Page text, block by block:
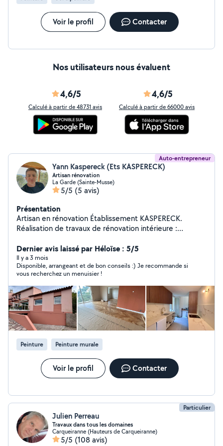
traité et rénové mon plafond de salle de bain + repeint
totalement. Je recommande Hecham fortement pour son
sérieux, ses conseils, sa qualité de travail et sa gentillesse !
Voir le profil Contacter
Nos utilisateurs nous évaluent
4,6/5
Calculé à partir de 48731 avis
4,6/5
Calculé à partir de 66000 avis
Auto-entrepreneur
Yann Kaspereck (Ets KASPERECK)
Artisan rénovation
La Garde (Sainte-Musse)
5/5 (5 avis)
Présentation
Artisan en rénovation Établissement KASPERECK.
Réalisation de travaux de rénovation intérieure :
plomberie. Travail soigné, chantier propre et devis
rapide. Intervention sur Toulon et ses alentours.
Disponible pour étudier votre projet et vous conseiller
au O6 13 16 31 6O
Dernier avis laissé par Héloïse : 5/5
Il y a 3 mois
Disponible, arrangeant et de bon conseils :) Je recommande si
vous recherchez un menuisier !
Peinture Peinture murale
Voir le profil Contacter
Particulier
Julien Perreau
Travaux dans tous les domaines
Carqueiranne (Hauteurs de Carqueiranne)
5/5 (108 avis)